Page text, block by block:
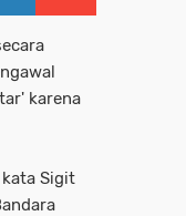
karena
Sigit